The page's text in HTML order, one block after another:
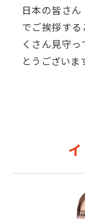
日本の皆さ
でご挨拶す
くさん見守
とうございま